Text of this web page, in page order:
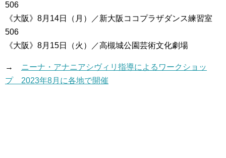
506
《大阪》8月14日（月）／新大阪ココプラザダンス練習室
506
《大阪》8月15日（火）／高槻城公園芸術文化劇場
→ ニーナ・アナニアシヴィリ指導によるワークショッ
プ 2023年8月に各地で開催